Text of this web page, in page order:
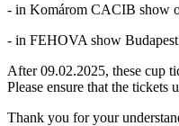
- in Komárom CACIB show
- in FEHOVA show
After 09.02.2025, these cup
Please ensure that the tickets
Thank you for your